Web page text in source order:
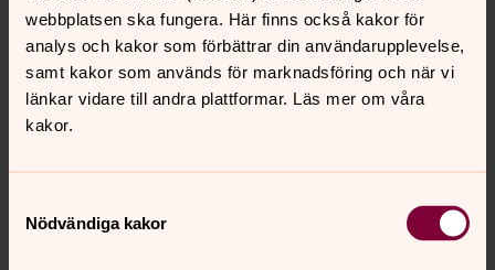
webbplatsen ska fungera. Här finns också kakor för
analys och kakor som förbättrar din användarupplevelse,
samt kakor som används för marknadsföring och när vi
länkar vidare till andra plattformar. Läs mer om våra
kakor.
Nödvändiga kakor
Senast ändrad 11 september 2023
Synpunkter eller frågor på sidans
Dela